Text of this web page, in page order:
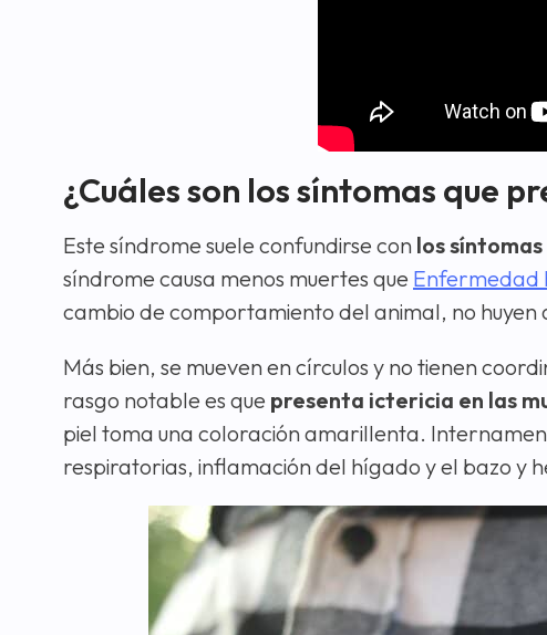
¿Cuáles son los síntomas que
Este síndrome suele confundirse con los síntomas
síndrome causa menos muertes que Enfermedad
cambio de comportamiento del animal, no huyen
Más bien, se mueven en círculos y no tienen
rasgo notable es que presenta ictericia en las
piel toma una coloración amarillenta.
respiratorias, inflamación del hígado y el bazo y